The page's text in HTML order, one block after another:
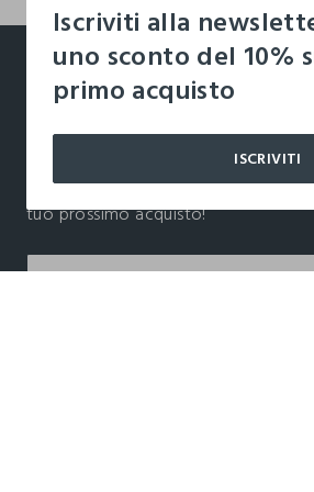
Iscriviti alla
uno sconto del 10%
primo acquisto
ISCRIVITI
footer.ariatitle
Un click, un regalo:
-10% subito per te 💌
Iscriviti ora alla newsletter e
tuo prossimo acquisto!